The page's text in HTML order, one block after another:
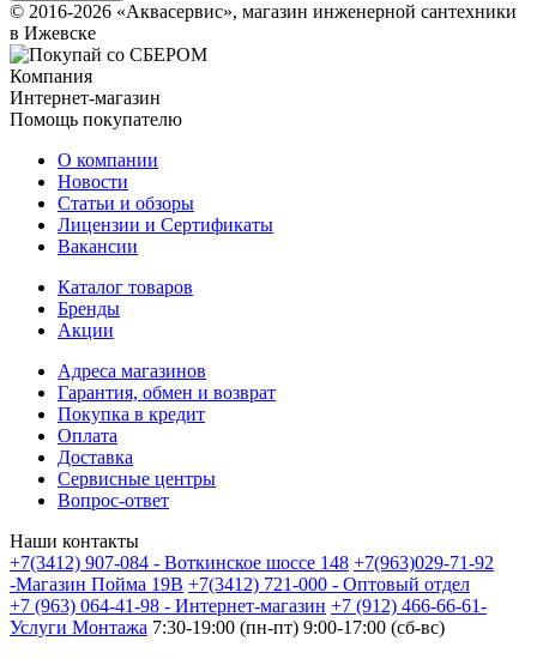
© 2016-2026 «Аквасервис», магазин инженерной сантехники
в Ижевске
Компания
Интернет-магазин
Помощь покупателю
О компании
Новости
Статьи и обзоры
Лицензии и Сертификаты
Вакансии
Каталог товаров
Бренды
Акции
Адреса магазинов
Гарантия, обмен и возврат
Покупка в кредит
Оплата
Доставка
Сервисные центры
Вопрос-ответ
Наши контакты
+7(3412) 907-084 - Воткинское шоссе 148 +7(963)029-71-92
-Магазин Пойма 19В +7(3412) 721-000 - Оптовый отдел
+7 (963) 064-41-98 - Интернет-магазин +7 (912) 466-66-61-
Услуги Монтажа 7:30-19:00 (пн-пт) 9:00-17:00 (сб-вс)